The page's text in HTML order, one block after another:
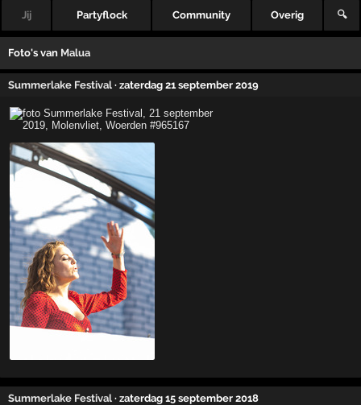
Jij Partyflock Community Overig 🔍
Foto's van Malua
Summerlake Festival · zaterdag 21 september 2019
Summerlake Festival · zaterdag 15 september 2018